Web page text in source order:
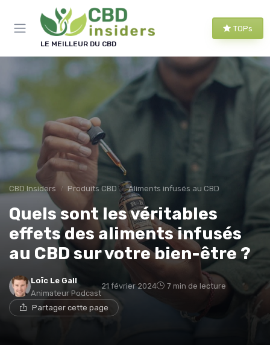
LE MEILLEUR DU CBD
TOPs
CBD Insiders Produits CBD Aliments infusés au CBD
Quels sont les véritables
effets des aliments infusés
au CBD sur votre bien-être ?
Loïc Le Gall
Animateur Podcast
21 février 2024 7 min de lecture
Partager cette page
Panneau de gestion des cookies